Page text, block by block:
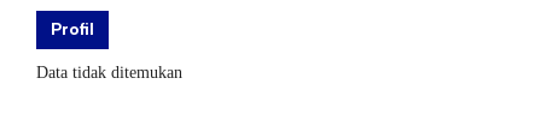
Profil
Data tidak ditemukan